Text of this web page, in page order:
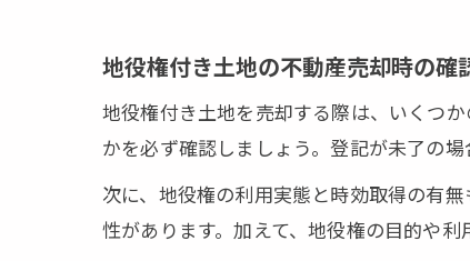
登記
囲繞地通
囲繞
囲繞
通行
地役権付き土地の不動産売却時の確
地役権付き土地を売却する際は、いくつ
かを必ず確認しましょう。登記が未了の
次に、地役権の利用実態と時効取得の有
性があります。加えて、地役権の目的や